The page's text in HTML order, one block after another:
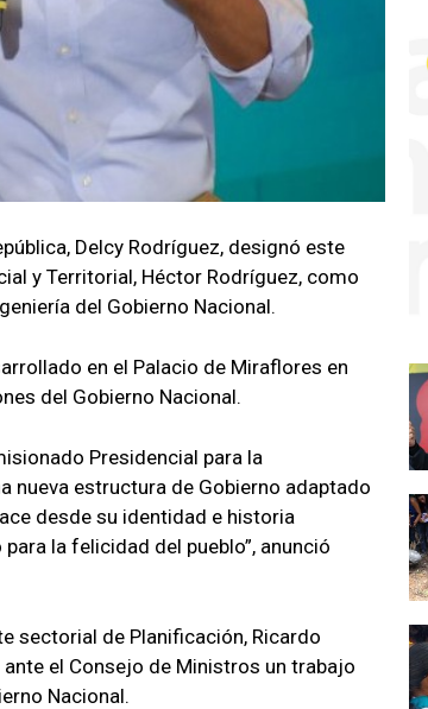
Delcy Rodríguez, designó este
y Territorial, Héctor Rodríguez, como
del Gobierno Nacional.
en el Palacio de Miraflores en
del Gobierno Nacional.
Presidencial para la
nueva estructura de Gobierno adaptado
desde su identidad e historia
la felicidad del pueblo”, anunció
sectorial de Planificación, Ricardo
el Consejo de Ministros un trabajo
Nacional.